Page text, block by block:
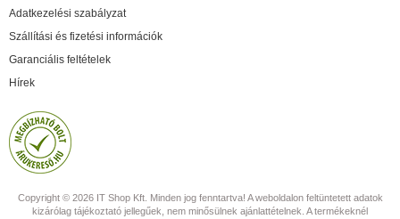
Adatkezelési szabályzat
Szállítási és fizetési információk
Garanciális feltételek
Hírek
Copyright © 2026 IT Shop Kft. Minden jog fenntartva! A weboldalon feltüntetett adatok
kizárólag tájékoztató jellegűek, nem minősülnek ajánlattételnek. A termékeknél